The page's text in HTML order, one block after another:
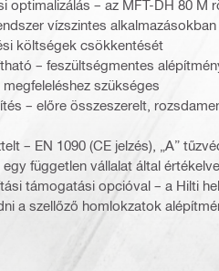
optimalizálás – az MFT-DH 80 M
vízszintes
költségek csökkentését
– feszültségmentes
szükséges
– előre összeszerelt,
– EN 1090 (CE jelzés), „A”
egy független vállalat által értékelve
támogatási opcióval – a Hilti
a szellőző homlokzatok